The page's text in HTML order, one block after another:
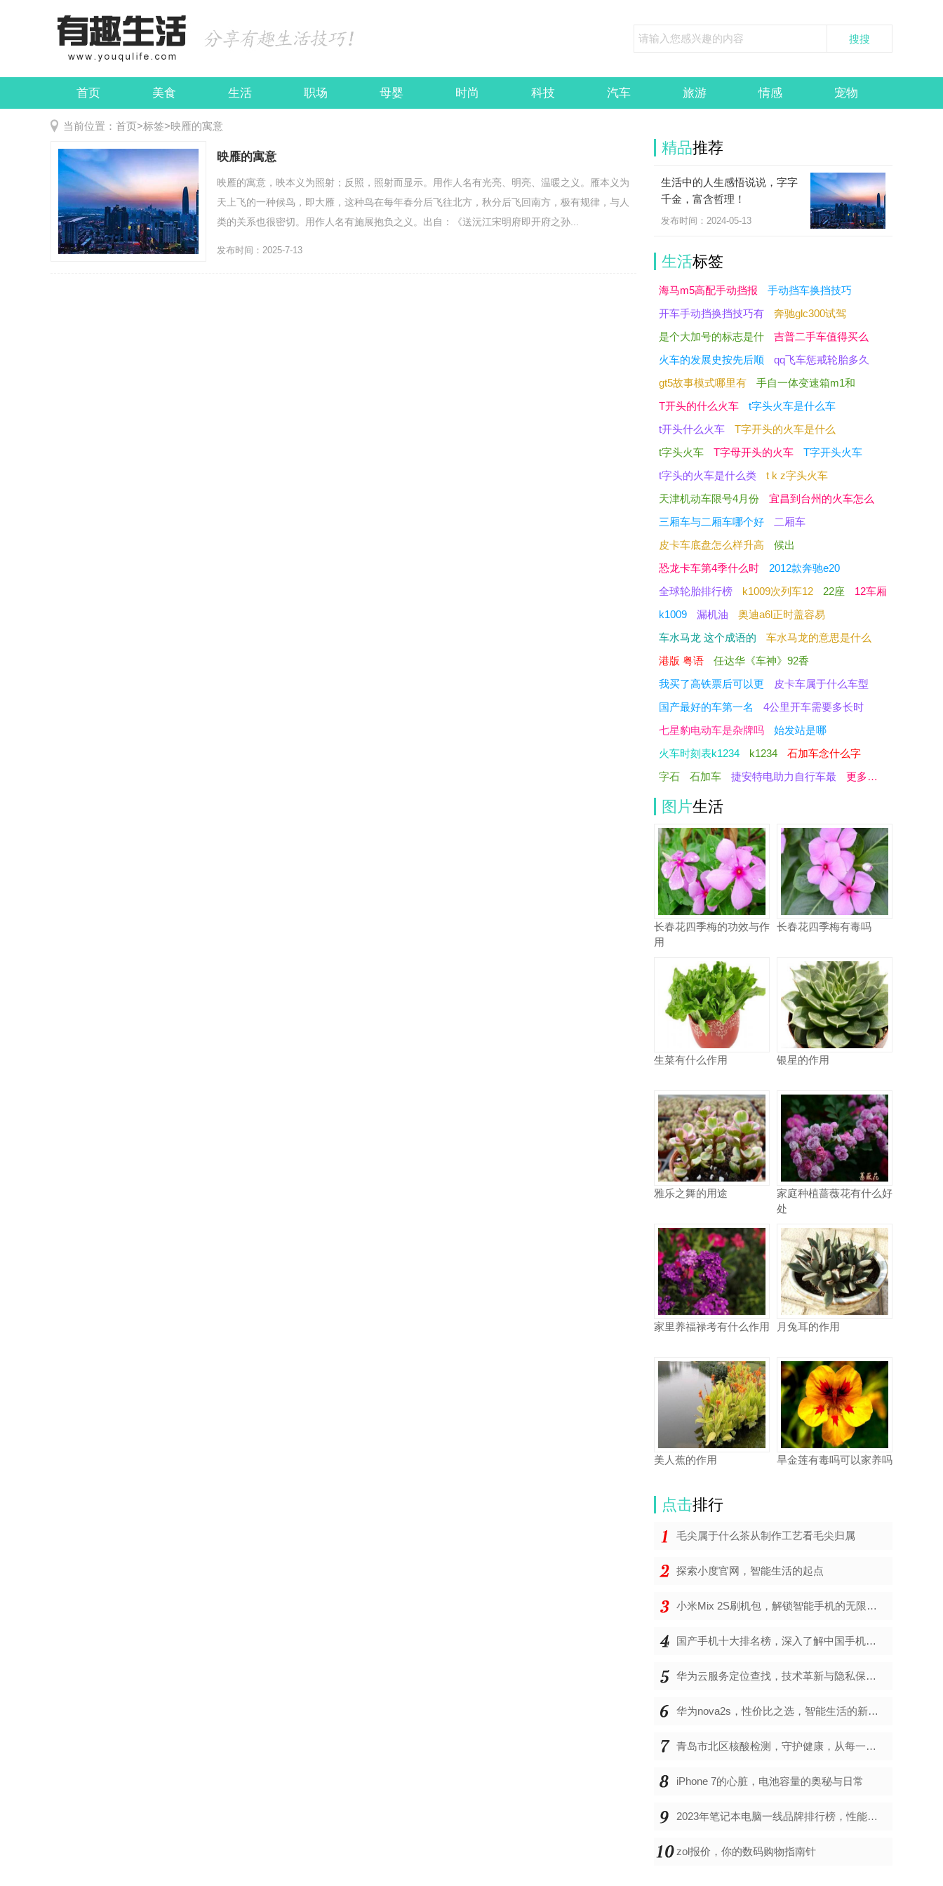
首页 美食 生活 职场 母婴 时尚 科技 汽车 旅游 情感 宠物
娱乐 民俗
当前位置： 首页>标签>映雁的寓意
映雁的寓意
映雁的寓意，映本义为照射；反照，照射而显示。用作人名有光亮、明亮、温暖之义。雁本义为
天上飞的一种候鸟，即大雁，这种鸟在每年春分后飞往北方，秋分后飞回南方，极有规律，与人
类的关系也很密切。用作人名有施展抱负之义。出自：《送沅江宋明府即开府之孙...
发布时间：2025-7-13
精品推荐
生活中的人生感悟说说，字字
千金，富含哲理！
发布时间：2024-05-13
生活标签
海马m5高配手动挡报
手动挡车换挡技巧
开车手动挡换挡技巧有
奔驰glc300试驾
是个大加号的标志是什
吉普二手车值得买么
火车的发展史按先后顺
qq飞车惩戒轮胎多久
gt5故事模式哪里有
手自一体变速箱m1和
T开头的什么火车
t字头火车是什么车
t开头什么火车
T字开头的火车是什么
t字头火车
T字母开头的火车
T字开头火车
t字头的火车是什么类
t k z字头火车
天津机动车限号4月份
宜昌到台州的火车怎么
三厢车与二厢车哪个好
二厢车
皮卡车底盘怎么样升高
候出
恐龙卡车第4季什么时
2012款奔驰e20
全球轮胎排行榜
k1009次列车12 22座
12车厢
k1009
漏机油
奥迪a6l正时盖容易
车水马龙 这个成语的
车水马龙的意思是什么
港版 粤语
任达华《车神》92香
我买了高铁票后可以更
皮卡车属于什么车型
国产最好的车第一名
4公里开车需要多长时
七星豹电动车是杂牌吗
始发站是哪
火车时刻表k1234
k1234
石加车念什么字
字石
石加车 捷安特电助力自行车最 更多…
图片生活
长春花四季梅的功效与作
用
长春花四季梅有毒吗
生菜有什么作用 银星的作用
雅乐之舞的用途
家庭种植蔷薇花有什么好
处
家里养福禄考有什么作用 月兔耳的作用
美人蕉的作用 旱金莲有毒吗可以家养吗
点击排行
毛尖属于什么茶从制作工艺看毛尖归属
探索小度官网，智能生活的起点
小米Mix 2S刷机包，解锁智能手机的无限可能
国产手机十大排名榜，深入了解中国手机市场的佼佼者
华为云服务定位查找，技术革新与隐私保护的双重奏
华为nova2s，性价比之选，智能生活的新伙伴
青岛市北区核酸检测，守护健康，从每一次检测开始
iPhone 7的心脏，电池容量的奥秘与日常
2023年笔记本电脑一线品牌排行榜，性能、创新与用户满意度的综合考量
zol报价，你的数码购物指南针